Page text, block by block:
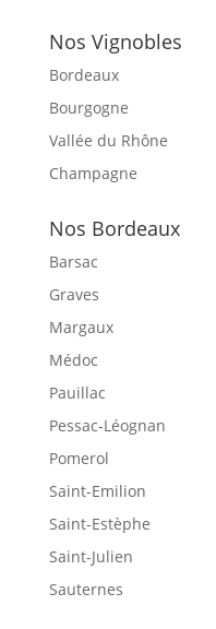
Nos Vignobles
Bordeaux
Bourgogne
Vallée du Rhône
Champagne
Nos Bordeaux
Barsac
Graves
Margaux
Médoc
Pauillac
Pessac-Léognan
Pomerol
Saint-Emilion
Saint-Estèphe
Saint-Julien
Sauternes